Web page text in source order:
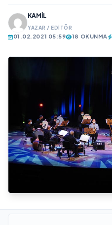
KAMIL
YAZAR / EDITÖR
01.02.2021 05:59 18 OKUNMA